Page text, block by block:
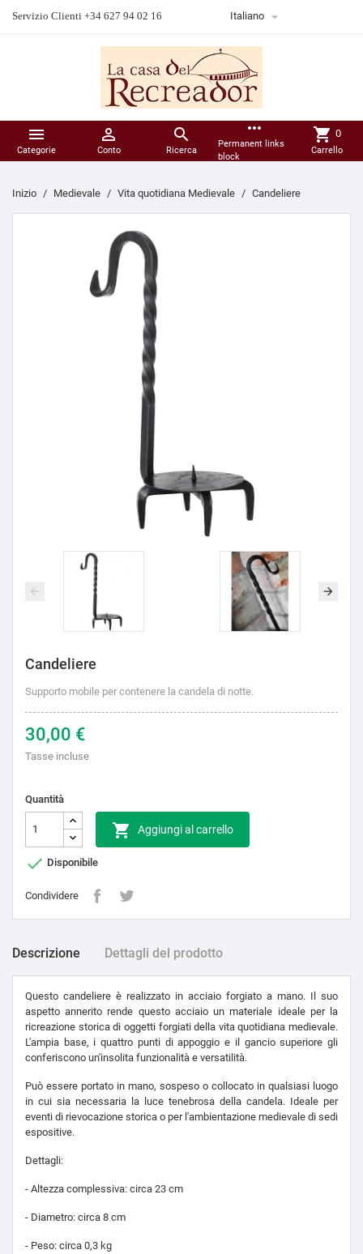
Servizio Clienti +34 627 94 02 16 Italiano 

Categorie

Conto

Ricerca
more_horiz
Permanent links
block
shopping_cart 0
Carrello
Inizio Medievale Vita quotidiana Medievale Candeliere
Candeliere
Supporto mobile per contenere la candela di notte.
30,00 €
Tasse incluse
Quantità
 Aggiungi al carrello
 Disponibile
Condividere
Descrizione Dettagli del prodotto
Questo candeliere è realizzato in acciaio forgiato a mano. Il suo
aspetto annerito rende questo acciaio un materiale ideale per la
ricreazione storica di oggetti forgiati della vita quotidiana medievale.
L'ampia base, i quattro punti di appoggio e il gancio superiore gli
conferiscono un'insolita funzionalità e versatilità.
Può essere portato in mano, sospeso o collocato in qualsiasi luogo
in cui sia necessaria la luce tenebrosa della candela. Ideale per
eventi di rievocazione storica o per l'ambientazione medievale di sedi
espositive.
Dettagli:
- Altezza complessiva: circa 23 cm
- Diametro: circa 8 cm
- Peso: circa 0,3 kg